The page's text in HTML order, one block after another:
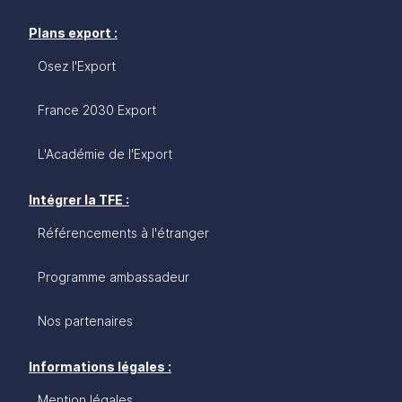
Plans export :
Osez l'Export
France 2030 Export
L'Académie de l'Export
Intégrer la TFE :
Référencements à l'étranger
Programme ambassadeur
Nos partenaires
Informations légales :